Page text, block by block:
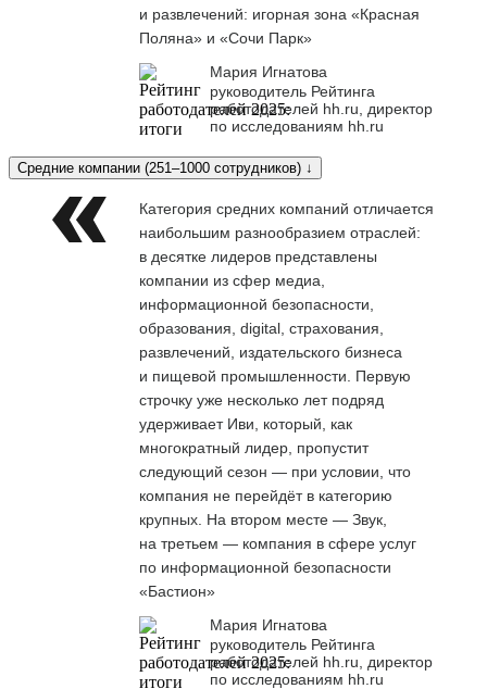
и развлечений: игорная зона «Красная
Поляна» и «Сочи Парк»
Мария Игнатова
руководитель Рейтинга
работодателей hh.ru, директор
по исследованиям hh.ru
Средние компании (251–1000 сотрудников) ↓
Категория средних компаний отличается
наибольшим разнообразием отраслей:
в десятке лидеров представлены
компании из сфер медиа,
информационной безопасности,
образования, digital, страхования,
развлечений, издательского бизнеса
и пищевой промышленности. Первую
строчку уже несколько лет подряд
удерживает Иви, который, как
многократный лидер, пропустит
следующий сезон — при условии, что
компания не перейдёт в категорию
крупных. На втором месте — Звук,
на третьем — компания в сфере услуг
по информационной безопасности
«Бастион»
Мария Игнатова
руководитель Рейтинга
работодателей hh.ru, директор
по исследованиям hh.ru